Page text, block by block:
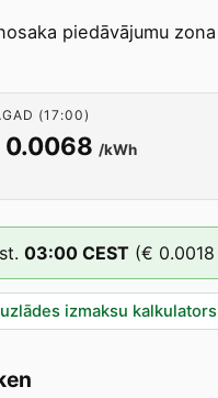
piedāvājumu zona
(17:00)
0.0068 /kWh
03:00 CEST (€ 0.0018
izmaksu kalkulators